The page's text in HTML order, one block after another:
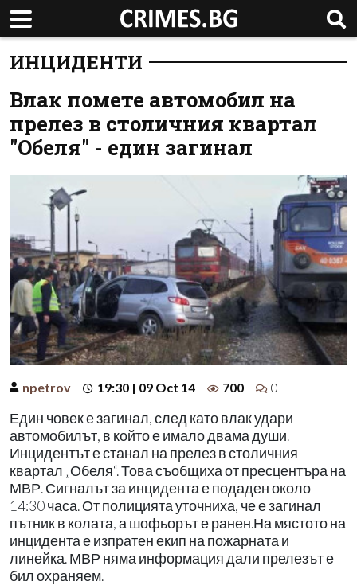
ИНЦИДЕНТИ
Влак помете автомобил на
прелез в столичния квартал
"Обеля" - един загинал
npetrov 19:30 | 09 Oct 14 700 0
Един човек е загинал, след като влак удари
автомобилът, в който е имало двама души.
Инцидентът е станал на прелез в столичния
квартал „Обеля“. Това съобщиха от пресцентъра на
МВР. Сигналът за инцидента е подаден около
14:30 часа. От полицията уточниха, че е загинал
пътник в колата, а шофьорът е ранен.На мястото на
инцидента е изпратен екип на пожарната и
линейка. МВР няма информация дали прелезът е
бил охраняем.